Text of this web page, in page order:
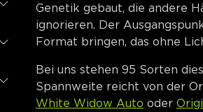
Genetik gebaut, die andere
ignorieren. Der
Format bringen, das ohne
Bei uns stehen 95 Sorten
Spannweite reicht von der
White Widow Auto oder